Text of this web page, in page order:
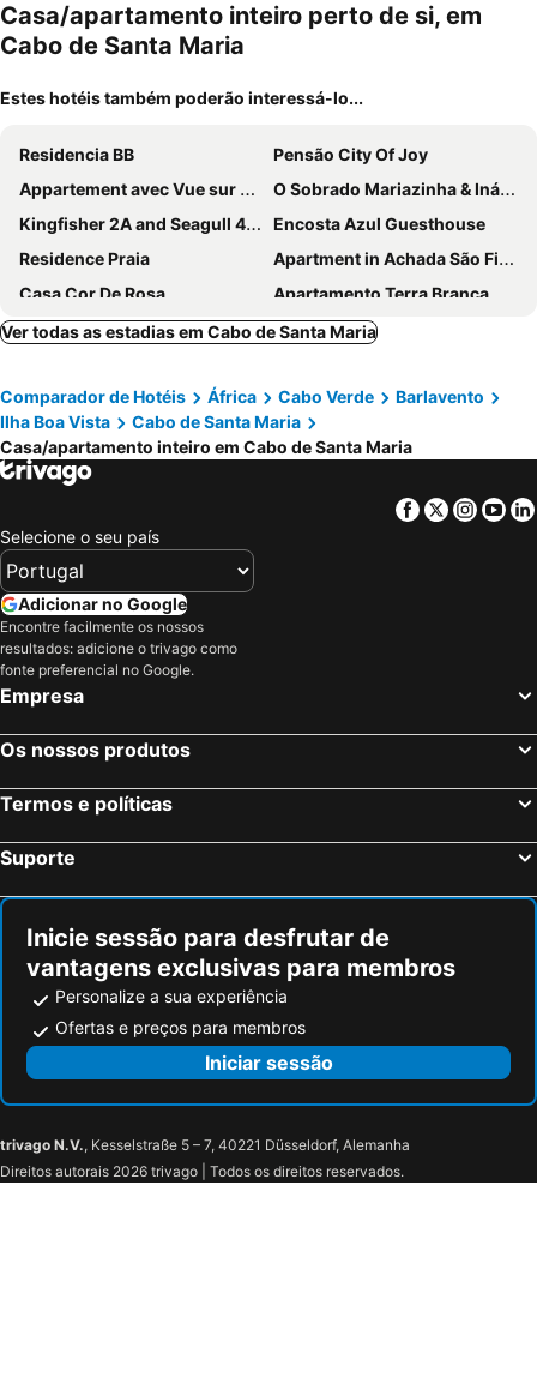
Casa/apartamento inteiro perto de si, em
Cabo de Santa Maria
Estes hotéis também poderão interessá-lo...
Residencia BB
Pensão City Of Joy
Appartement avec Vue sur Mer à Praia, Wi-Fi, Navette Aéroport avec supplément
O Sobrado Mariazinha & Inácio Lima
Kingfisher 2A and Seagull 4A Plateau Apartments on Rua Pedonal Praia Cape Verde
Encosta Azul Guesthouse
Residence Praia
Apartment in Achada São Filipe
Casa Cor De Rosa
Apartamento Terra Branca
Vila Prainha
Vulcao
Apartamento Antonio
Apto T1 Comfort
Apt. Idilfa
SuAparts
T1 conforto
Di Rosa Apartment
Villa Halcyon Caboverde
Spacious 2 bdr apt in Achada St Antonio - LCGR
2 Bdr Cozy Apt Near Praca Center, Ac & Fast Wi-fi
Praia City Apartments
Spacious 3-bdr apartment - Palmarejo Grande - LCGR
Ver todas as estadias em Cabo de Santa Maria
Comparador de Hotéis África Cabo Verde
Barlavento
Ilha Boa Vista
Cabo de Santa Maria
Casa/apartamento inteiro em Cabo de Santa Maria
Facebook
Twitter
Selecione o seu país
Adicionar no Google
Encontre facilmente os nossos
resultados: adicione o trivago como
fonte preferencial no Google.
Empresa
Os nossos produtos
Termos e políticas
Suporte
Inicie sessão para desfrutar de
vantagens exclusivas para membros
Personalize a sua experiência
Ofertas e preços para membros
Iniciar sessão
trivago N.V., Kesselstraße 5 – 7, 40221 Düsseldorf, Alemanha
Direitos autorais 2026 trivago | Todos os direitos reservados.